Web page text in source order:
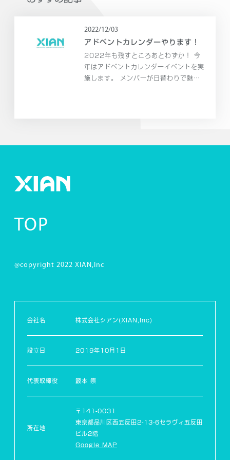
2022/12/03
アドベントカレンダーやります！
2022年も残すところあとわずか！ 今
年はアドベントカレンダーイベントを実
施します。 メンバーが日替わりで魅力
TOP
@copyright 2022 XIAN,Inc
会社名 株式会社シアン(XIAN,Inc)
設立日 2019年10月1日
代表取締役 籔本 崇
所在地
〒141-0031
東京都品川区西五反田2-13-6セラヴィ五反田
ビル2階
Google MAP